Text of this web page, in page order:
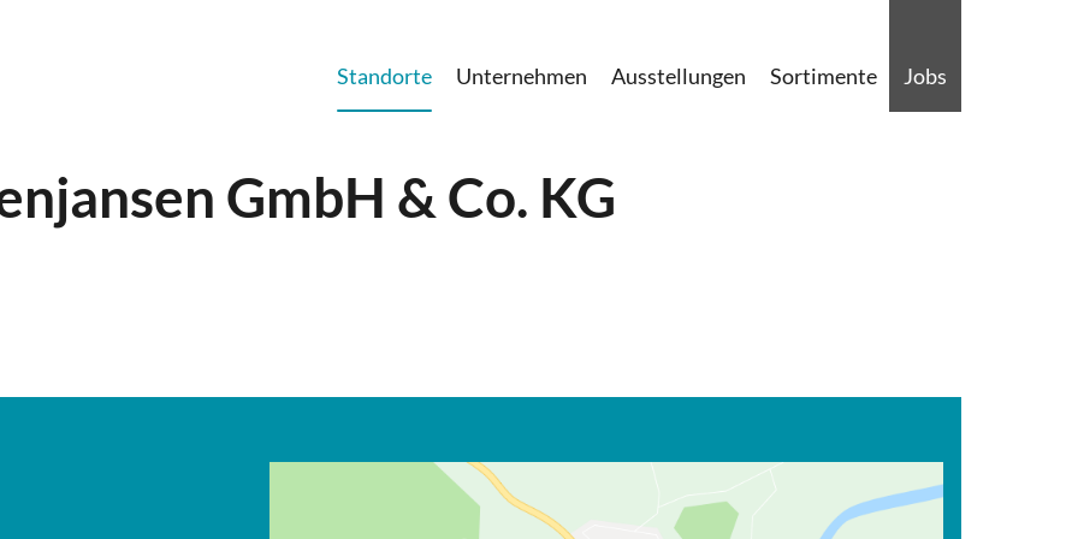
Standorte Unternehmen Ausstellungen Sortimente Jobs
GmbH & Co. KG